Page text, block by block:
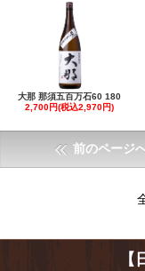
大那 那須五百万石60 180
2,700円(税込2,970円)
前のページ